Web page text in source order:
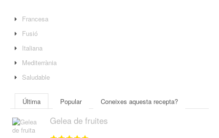
Francesa
Fusió
Italiana
Mediterrània
Saludable
Última Popular Coneixes aquesta recepta?
Gelea de fruites